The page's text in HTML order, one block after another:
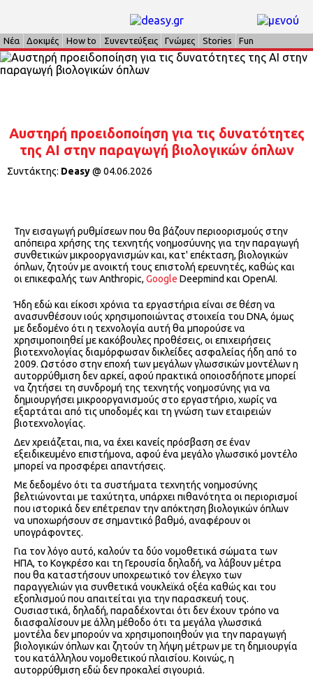
Νέα Δοκιμές How to Συνεντεύξεις Γνώμες Stories Fun
Αυστηρή προειδοποίηση για τις δυνατότητες
της ΑΙ στην παραγωγή βιολογικών όπλων
Συντάκτης: Deasy@ 04.06.2026
Την εισαγωγή ρυθμίσεων που θα βάζουν περιοορισμούς στην
απόπειρα χρήσης της τεχνητής νοημοσύυνης για την παραγωγή
συνθετικών μικροοργανισμών και, κατ' επέκταση, βιολογικών
όπλων, ζητούν με ανοικτή τους επιστολή ερευνητές, καθώς και
οι επικεφαλής των Anthropic, Google Deepmind και OpenAI.
Ήδη εδώ και είκοσι χρόνια τα εργαστήρια είναι σε θέση να
ανασυνθέσουν ιούς χρησιμοποιώντας στοιχεία του DNA, όμως
με δεδομένο ότι η τεχνολογία αυτή θα μπορούσε να
χρησιμοποιηθεί με κακόβουλες προθέσεις, οι επιχειρήσεις
βιοτεχνολογίας διαμόρφωσαν δικλείδες ασφαλείας ήδη από το
2009. Ωστόσο στην εποχή των μεγάλων γλωσσικών μοντέλων η
αυτορρύθμιση δεν αρκεί, αφού πρακτικά οποιοσδήποτε μπορεί
να ζητήσει τη συνδρομή της τεχνητής νοημοσύνης για να
δημιουργήσει μικροοργανισμούς στο εργαστήριο, χωρίς να
εξαρτάται από τις υποδομές και τη γνώση των εταιρειών
βιοτεχνολογίας.
Δεν χρειάζεται, πια, να έχει κανείς πρόσβαση σε έναν
εξειδικευμένο επιστήμονα, αφού ένα μεγάλο γλωσσικό μοντέλο
μπορεί να προσφέρει απαντήσεις.
Με δεδομένο ότι τα συστήματα τεχνητής νοημοσύνης
βελτιώνονται με ταχύτητα, υπάρχει πιθανότητα οι περιορισμοί
που ιστορικά δεν επέτρεπαν την απόκτηση βιολογικών όπλων
να υποχωρήσουν σε σημαντικό βαθμό, αναφέρουν οι
υπογράφοντες.
Για τον λόγο αυτό, καλούν τα δύο νομοθετικά σώματα των
ΗΠΑ, το Κογκρέσο και τη Γερουσία δηλαδή, να λάβουν μέτρα
που θα καταστήσουν υποχρεωτικό τον έλεγχο των
παραγγελιών για συνθετικά νουκλεϊκά οξέα καθώς και του
εξοπλισμού που απαιτείται για την παρασκευή τους.
Ουσιαστικά, δηλαδή, παραδέχονται ότι δεν έχουν τρόπο να
διασφαλίσουν με άλλη μέθοδο ότι τα μεγάλα γλωσσικά
μοντέλα δεν μπορούν να χρησιμοποιηθούν για την παραγωγή
βιολογικών όπλων και ζητούν τη λήψη μέτρων με τη δημιουργία
του κατάλληλου νομοθετικού πλαισίου. Κοινώς, η
αυτορρύθμιση εδώ δεν προκαλεί σιγουριά.